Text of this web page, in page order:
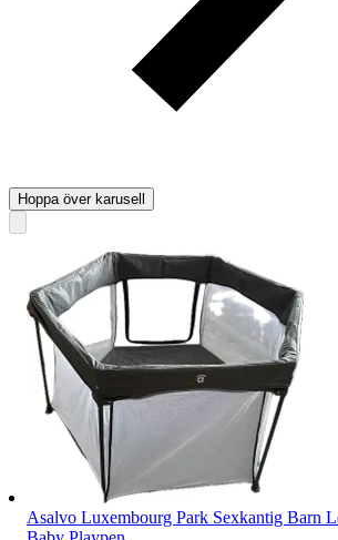
Hoppa över karusell
Asalvo Luxembourg Park Sexkantig Barn